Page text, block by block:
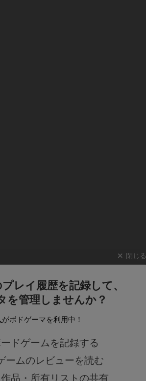
閉じる
レイ履歴を記録して、
を管理しませんか？
がボドゲーマを利用中！
ドゲームを記録する
ームのレビューを読む
品・所有リストの共有
新作・再入荷情報